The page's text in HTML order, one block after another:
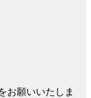
お願いいたしま